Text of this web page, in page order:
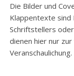
Die Bilder und
Klappentexte sind
Schriftstellers
dienen hier nur
Veranschaulichung.